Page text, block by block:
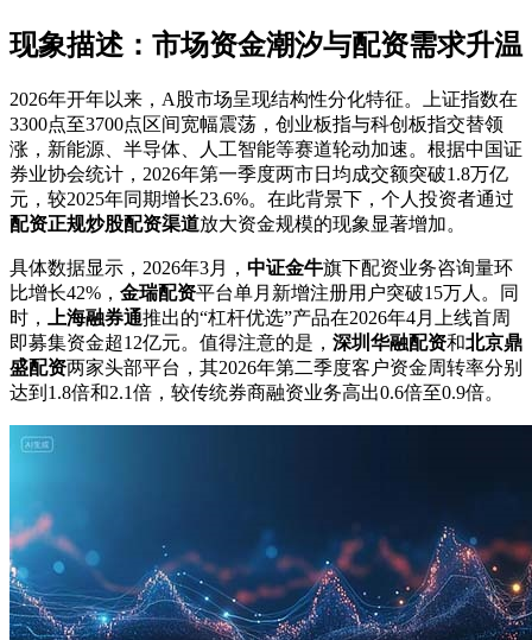
现象描述：市场资金潮汐与配资需求升温
2026年开年以来，A股市场呈现结构性分化特征。上证指数在
3300点至3700点区间宽幅震荡，创业板指与科创板指交替领
涨，新能源、半导体、人工智能等赛道轮动加速。根据中国证
券业协会统计，2026年第一季度两市日均成交额突破1.8万亿
元，较2025年同期增长23.6%。在此背景下，个人投资者通过
配资正规炒股配资渠道放大资金规模的现象显著增加。
具体数据显示，2026年3月， 中证金牛旗下配资业务咨询量环
比增长42%， 金瑞配资平台单月新增注册用户突破15万人。同
时，
上海融券通推出的“杠杆优选”产品在2026年4月上线首周
即募集资金超12亿元。值得注意的是， 深圳华融配资和北京鼎
盛配资两家头部平台，其2026年第二季度客户资金周转率分别
达到1.8倍和2.1倍，较传统券商融资业务高出0.6倍至0.9倍。